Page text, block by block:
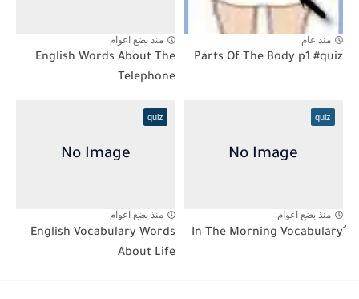
منذ عام
Parts Of The Body p1 #quiz
منذ بضع اعوام
English Words About The
Telephone
quiz
منذ بضع اعوام
quiz
منذ بضع اعوام
English Vocabulary Words
About Life